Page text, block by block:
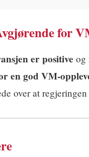
for
er positive og
en god VM-
over at